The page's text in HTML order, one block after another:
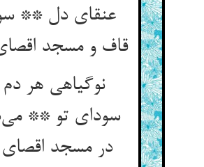
عنقای دل **
قاف و مسجد
نوگیاهی هر دم
سودای تو **
در مسجد اقصای